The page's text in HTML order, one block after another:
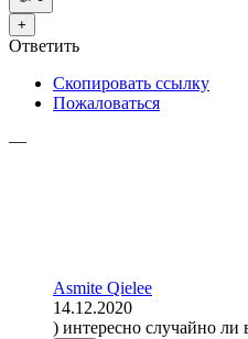
+
Ответить
Скопировать ссылку
Пожаловаться
—
Asmite Qielee
14.12.2020
) интересно случайно